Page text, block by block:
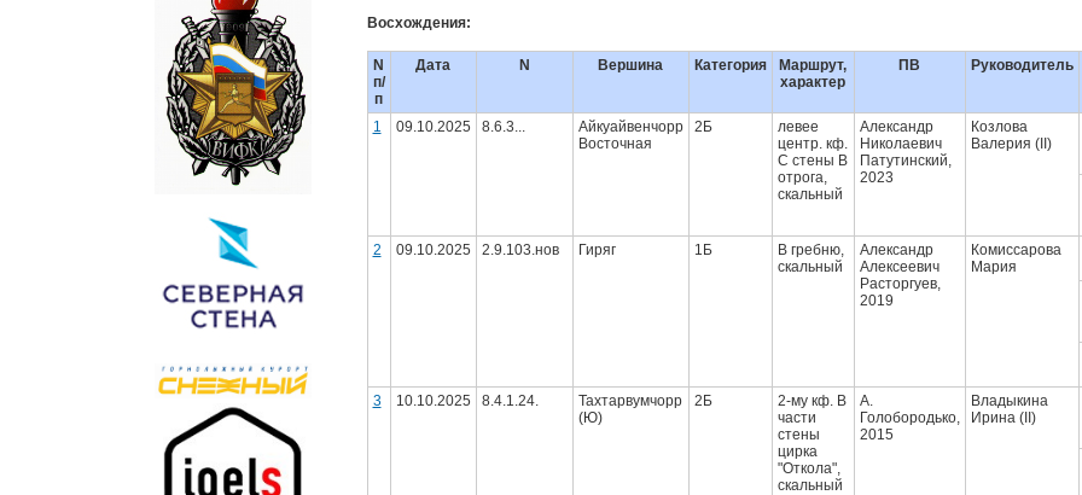
Восхождения:
N
п/
п
Дата N Вершина Категория
Маршрут,
характер
ПВ Руководитель
1 09.10.2025 8.6.3...
Айкуайвенчорр
Восточная
2Б
левее
центр. кф.
С стены В
отрога,
скальный
Александр
Николаевич
Патутинский,
2023
Козлова
Валерия (II)
2 09.10.2025 2.9.103.нов Гиряг 1Б
В гребню,
скальный
Александр
Алексеевич
Расторгуев,
2019
Комиссарова
Мария
3 10.10.2025 8.4.1.24.
Тахтарвумчорр
(Ю)
2Б
2-му кф. В
части
стены
цирка
"Откола",
скальный
А.
Голобородько,
2015
Владыкина
Ирина (II)